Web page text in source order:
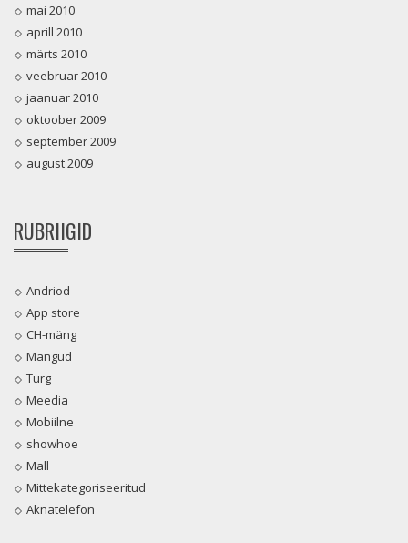
mai 2010
aprill 2010
märts 2010
veebruar 2010
jaanuar 2010
oktoober 2009
september 2009
august 2009
RUBRIIGID
Andriod
App store
CH-mäng
Mängud
Turg
Meedia
Mobiilne
showhoe
Mall
Mittekategoriseeritud
Aknatelefon